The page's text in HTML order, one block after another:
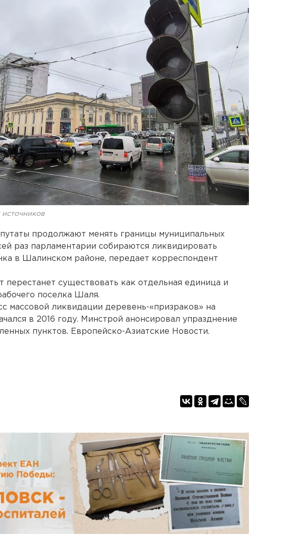
продолжают менять границы муниципальных
раз парламентарии собираются ликвидировать
в Шалинском районе, передает корреспондент
перестанет существовать как отдельная единица и
поселка Шаля.
массовой ликвидации деревень-«призраков» на
в 2016 году. Минстрой анонсировал упразднение
пунктов. Европейско-Азиатские Новости.